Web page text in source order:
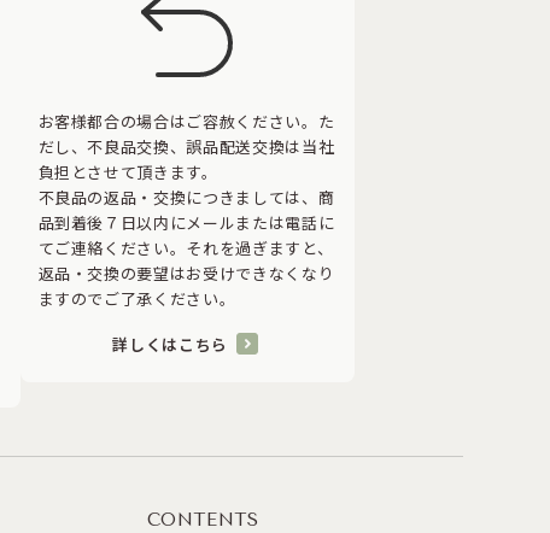
お客様都合の場合はご容赦ください。た
だし、不良品交換、誤品配送交換は当社
負担とさせて頂きます。
不良品の返品・交換につきましては、商
品到着後７日以内にメールまたは電話に
てご連絡ください。それを過ぎますと、
返品・交換の要望はお受けできなくなり
ますのでご了承ください。
詳しくはこちら
CONTENTS